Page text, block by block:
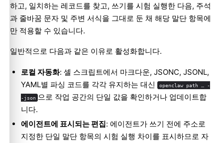
하고, 일치하는 레코드를 찾고, 쓰기를 시험 실행한 다음, 주석
과 줄바꿈 문자 및 주변 서식을 그대로 둔 채 해당 말단 항목에
만 적용할 수 있습니다.
일반적으로 다음과 같은 이유로 활성화합니다.
로컬 자동화: 셸 스크립트에서 마크다운, JSONC, JSONL,
YAML별 파싱 코드를 각각 유지하는 대신
openclaw path … -
-json 으로 작업 공간의 단일 값을 확인하거나 업데이트합
니다.
에이전트에 표시되는 편집: 에이전트가 쓰기 전에 주소로
지정한 단일 말단 항목의 시험 실행 차이를 표시하므로 자